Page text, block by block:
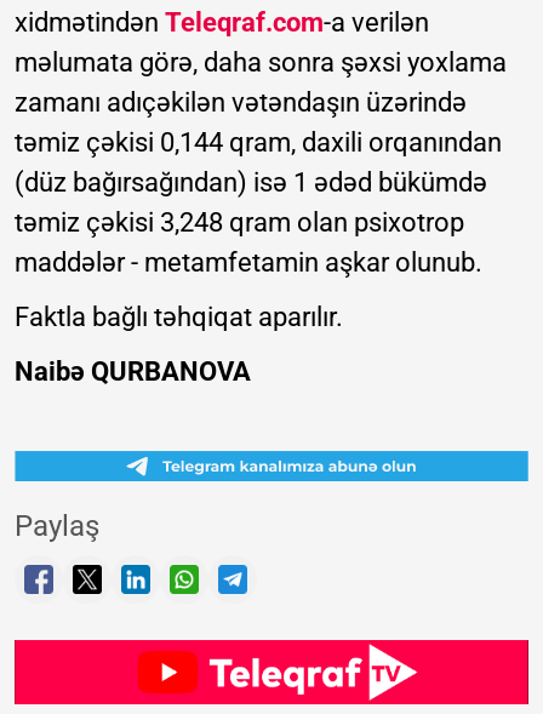
xidmətindən Teleqraf.com-a verilən
məlumata görə, daha sonra şəxsi yoxlama
zamanı adıçəkilən vətəndaşın üzərində
təmiz çəkisi 0,144 qram, daxili orqanından
(düz bağırsağından) isə 1 ədəd bükümdə
təmiz çəkisi 3,248 qram olan psixotrop
maddələr - metamfetamin aşkar olunub.
Faktla bağlı təhqiqat aparılır.
Naibə QURBANOVA
Paylaş